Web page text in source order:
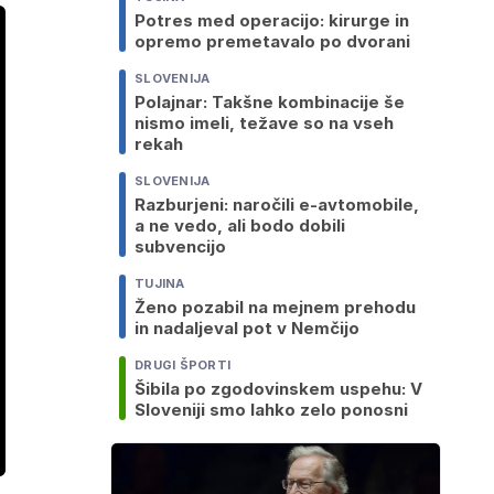
Potres med operacijo: kirurge in
opremo premetavalo po dvorani
SLOVENIJA
Polajnar: Takšne kombinacije še
nismo imeli, težave so na vseh
rekah
SLOVENIJA
Razburjeni: naročili e-avtomobile,
a ne vedo, ali bodo dobili
subvencijo
TUJINA
Ženo pozabil na mejnem prehodu
in nadaljeval pot v Nemčijo
DRUGI ŠPORTI
Šibila po zgodovinskem uspehu: V
Sloveniji smo lahko zelo ponosni